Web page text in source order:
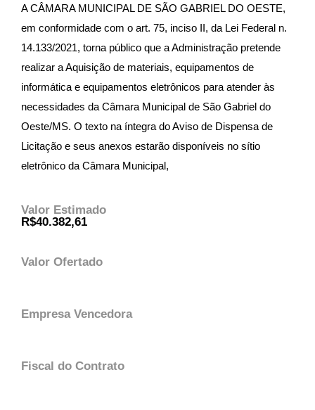
A CÂMARA MUNICIPAL DE SÃO GABRIEL DO OESTE,
em conformidade com o art. 75, inciso II, da Lei Federal n.
14.133/2021, torna público que a Administração pretende
realizar a Aquisição de materiais, equipamentos de
informática e equipamentos eletrônicos para atender às
necessidades da Câmara Municipal de São Gabriel do
Oeste/MS. O texto na íntegra do Aviso de Dispensa de
Licitação e seus anexos estarão disponíveis no sítio
eletrônico da Câmara Municipal,
Valor Estimado
R$40.382,61
Valor Ofertado
Empresa Vencedora
Fiscal do Contrato